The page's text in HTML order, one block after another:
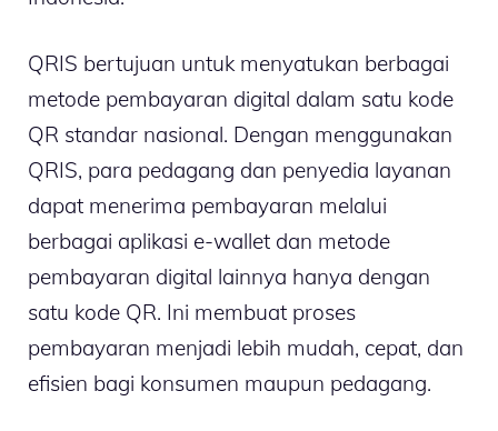
QRIS bertujuan untuk menyatukan berbagai
metode pembayaran digital dalam satu kode
QR standar nasional. Dengan menggunakan
QRIS, para pedagang dan penyedia layanan
dapat menerima pembayaran melalui
berbagai aplikasi e-wallet dan metode
pembayaran digital lainnya hanya dengan
satu kode QR. Ini membuat proses
pembayaran menjadi lebih mudah, cepat, dan
efisien bagi konsumen maupun pedagang.